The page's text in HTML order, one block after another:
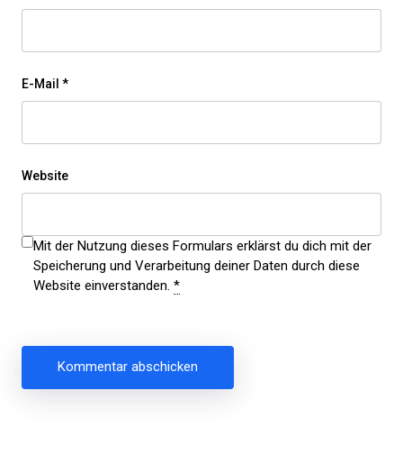
E-Mail *
Website
Mit der Nutzung dieses Formulars erklärst du dich mit der
Speicherung und Verarbeitung deiner Daten durch diese
Website einverstanden. *